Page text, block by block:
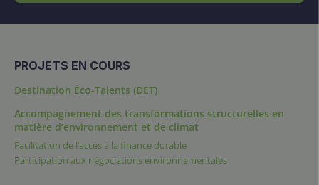
PROJETS EN COURS
Destination Éco-Talents (DET)
Accompagnement des transformations structurelles en
matière d’environnement et de climat
Facilitation de l’accès à la finance durable
Participation aux négociations environnementales